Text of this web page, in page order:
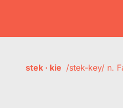
stek · kie /stek-key/ n.